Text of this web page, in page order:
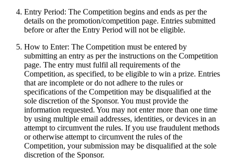
Entry Period: The Competition begins and ends as per the
details on the promotion/competition page. Entries submitted
before or after the Entry Period will not be eligible.
How to Enter: The Competition must be entered by
submitting an entry as per the instructions on the Competition
page. The entry must fulfil all requirements of the
Competition, as specified, to be eligible to win a prize. Entries
that are incomplete or do not adhere to the rules or
specifications of the Competition may be disqualified at the
sole discretion of the Sponsor. You must provide the
information requested. You may not enter more than one time
by using multiple email addresses, identities, or devices in an
attempt to circumvent the rules. If you use fraudulent methods
or otherwise attempt to circumvent the rules of the
Competition, your submission may be disqualified at the sole
discretion of the Sponsor.